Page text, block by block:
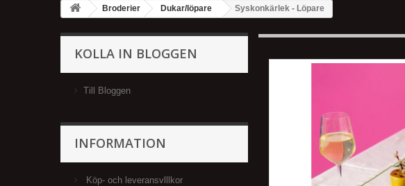
Broderier Dukar/löpare Syskonkärlek - Löpare
KOLLA IN BLOGGEN
Till Bloggen
INFORMATION
Köp- och leveransvlllkor